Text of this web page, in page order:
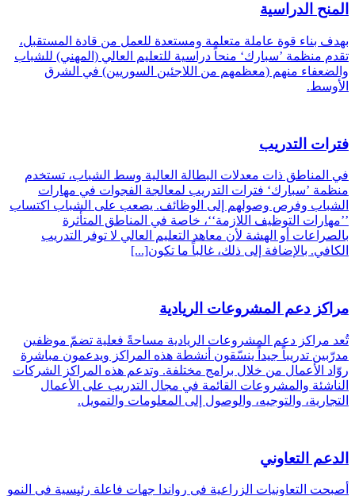
المنح الدراسية
بهدف بناء قوة عاملة متعلمة ومستعدة للعمل من قادة المستقبل،
تقدم منظمة ’سبارك‘ منحاً دراسية للتعليم العالي (المهني) للشباب
والضعفاء منهم (معظمهم من اللاجئين السوريين) في الشرق
الأوسط.
فترات التدريب
في المناطق ذات معدلات البطالة العالية وسط الشباب، تستخدم
منظمة ’سبارك‘ فترات التدريب لمعالجة الفجوات في مهارات
الشباب وفرص وصولهم إلى الوظائف. يصعب على الشباب اكتساب
’’مهارات التوظيف اللازمة‘‘، خاصة في المناطق المتأثرة
بالصراعات أو الهشة لأن معاهد التعليم العالي لا توفر التدريب
الكافي. بالإضافة إلى ذلك، غالباً ما تكون[...]
مراكز دعم المشروعات الريادية
تُعد مراكز دعم المشروعات الريادية مساحةً فعلية تضمّ موظفين
مدرّبين تدريباً جيداً ينسّقون أنشطة هذه المراكز ويدعمون مباشرة
روّاد الأعمال من خلال برامج مختلفة. وتدعم هذه المراكز الشركات
الناشئة والمشروعات القائمة في مجال التدريب على الأعمال
التجارية، والتوجيه، والوصول إلى المعلومات والتمويل.
الدعم التعاوني
أصبحت التعاونيات الزراعية في رواندا جهات فاعلة رئيسية في النمو